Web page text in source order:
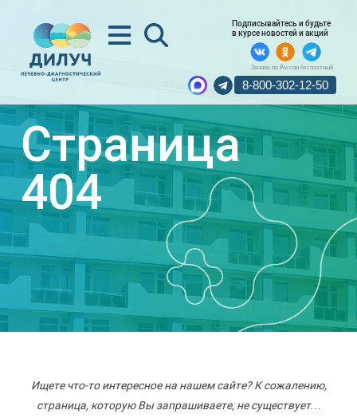
Подписывайтесь и будьте
в курсе новостей и акций
Звонок по России бесплатный
8-800-302-12-50
Страница
404
Ищете что-то интересное на нашем сайте? К сожалению,
страница, которую Вы запрашиваете, не существует…